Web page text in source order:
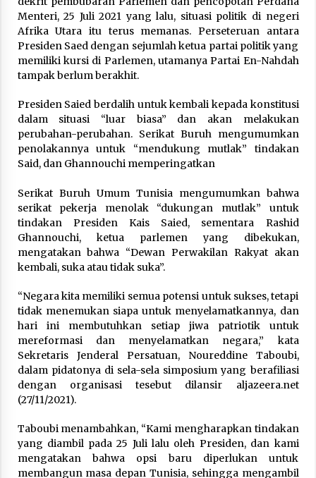
Hari Keempat Operasional Haji 2026, 15.349
Jemaah Telah Diberangkatkan
April 25, 2026
Kota Tangerang
April 24, 2026
Jemaah Haji Indonesia Mulai Berangkat
Melalui Makkah Route, Layanan Kian Mudah
April 23, 2026
Dilema Perang AS-Israel VS Iran: Menang
Kekuatan Tempur, Kalah dalam Strategi
April 22, 2026
antara Pegawasan dan Pembongkaran : Apa
saja Skenario yang Mungkin Terjadi ?
February 7, 2026
Menteri, 25 Juli 2021 yang lalu, situasi politik di negeri
Afrika Utara itu terus memanas. Perseteruan antara
Presiden Saed dengan sejumlah ketua partai politik yang
memiliki kursi di Parlemen, utamanya Partai En-Nahdah
tampak berlum berakhit.
Presiden Saied berdalih untuk kembali kepada konstitusi
dalam situasi “luar biasa” dan akan melakukan
perubahan-perubahan. Serikat Buruh mengumumkan
penolakannya untuk “mendukung mutlak” tindakan
Said, dan Ghannouchi memperingatkan
Serikat Buruh Umum Tunisia mengumumkan bahwa
serikat pekerja menolak “dukungan mutlak” untuk
tindakan Presiden Kais Saied, sementara Rashid
Ghannouchi, ketua parlemen yang dibekukan,
mengatakan bahwa “Dewan Perwakilan Rakyat akan
kembali, suka atau tidak suka”.
“Negara kita memiliki semua potensi untuk sukses, tetapi
tidak menemukan siapa untuk menyelamatkannya, dan
hari ini membutuhkan setiap jiwa patriotik untuk
mereformasi dan menyelamatkan negara,” kata
Sekretaris Jenderal Persatuan, Noureddine Taboubi,
dalam pidatonya di sela-sela simposium yang berafiliasi
dengan organisasi tesebut dilansir aljazeera.net
(27/11/2021).
Taboubi menambahkan, “Kami mengharapkan tindakan
yang diambil pada 25 Juli lalu oleh Presiden, dan kami
mengatakan bahwa opsi baru diperlukan untuk
membangun masa depan Tunisia, sehingga mengambil